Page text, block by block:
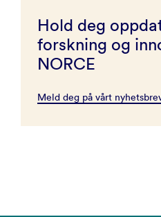
Hold deg
forskning og
NORCE
Meld deg på vårt